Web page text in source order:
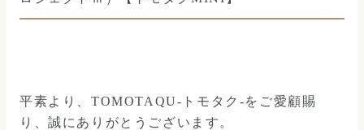
平素より、TOMOTAQU-トモタク-をご愛顧賜
り、誠にありがとうございます。